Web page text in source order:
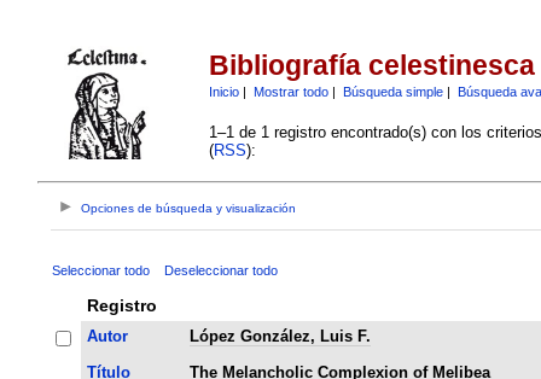
Bibliografía celestinesca
Inicio| Mostrar todo| Búsqueda simple| Búsqueda
1–1 de 1 registro encontrado(s) con los
(RSS):
Opciones de búsqueda y visualización
Seleccionar todo Deseleccionar todo
Registro
Autor
López González, Luis F.
Título
The Melancholic Complexion of Melibea